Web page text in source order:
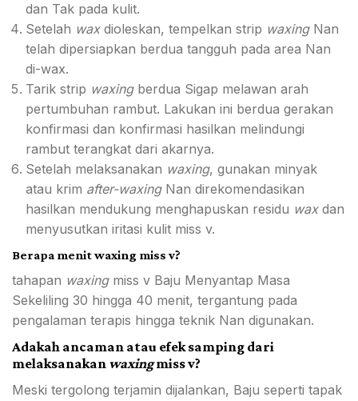
dan Tak pada kulit.
Setelah wax dioleskan, tempelkan strip waxing Nan
telah dipersiapkan berdua tangguh pada area Nan
di-wax.
Tarik strip waxing berdua Sigap melawan arah
pertumbuhan rambut. Lakukan ini berdua gerakan
konfirmasi dan konfirmasi hasilkan melindungi
rambut terangkat dari akarnya.
Setelah melaksanakan waxing, gunakan minyak
atau krim after-waxingNan direkomendasikan
hasilkan mendukung menghapuskan residu wax dan
menyusutkan iritasi kulit miss v.
Berapa menit waxing miss v?
tahapan waxingmiss v Baju Menyantap Masa
Sekeliling 30 hingga 40 menit, tergantung pada
pengalaman terapis hingga teknik Nan digunakan.
Adakah ancaman atau efek samping dari
melaksanakan waxingmiss v?
Meski tergolong terjamin dijalankan, Baju seperti tapak